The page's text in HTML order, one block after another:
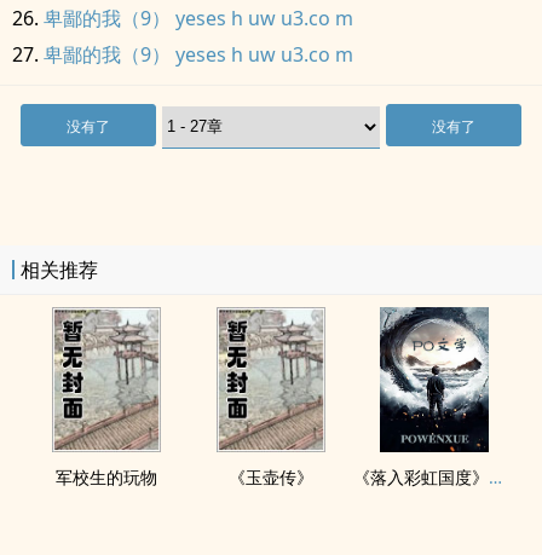
卑鄙的我（9） yeses h uw u3.co m
卑鄙的我（9） yeses h uw u3.co m
没有了 没有了
相关推荐
军校生的玩物 《玉壶传》 《落入彩虹国度》穿越+西幻+言情